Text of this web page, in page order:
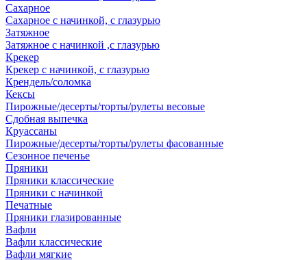
Сахарное
Сахарное с начинкой, с глазурью
Затяжное
Затяжное с начинкой ,с глазурью
Крекер
Крекер с начинкой, с глазурью
Крендель/соломка
Кексы
Пирожные/десерты/торты/рулеты весовые
Сдобная выпечка
Круассаны
Пирожные/десерты/торты/рулеты фасованные
Сезонное печенье
Пряники
Пряники классические
Пряники с начинкой
Печатные
Пряники глазированные
Вафли
Вафли классические
Вафли мягкие